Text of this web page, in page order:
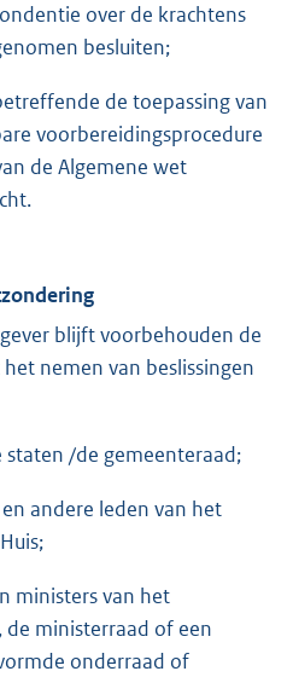
over de krachtens
besluiten;
de toepassing van
voorbereidingsprocedure
de Algemene wet
blijft voorbehouden de
nemen van beslissingen
staten /de gemeenteraad;
andere leden van het
ministers van het
ministerraad of een
onderraad of